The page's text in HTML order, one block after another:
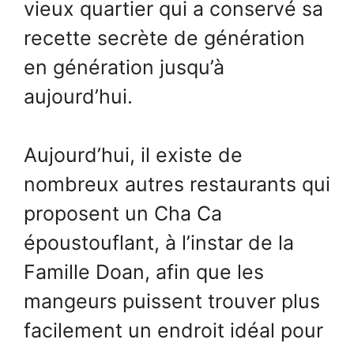
vieux quartier qui a conservé sa
recette secrète de génération
en génération jusqu’à
aujourd’hui.
Aujourd’hui, il existe de
nombreux autres restaurants qui
proposent un Cha Ca
époustouflant, à l’instar de la
Famille Doan, afin que les
mangeurs puissent trouver plus
facilement un endroit idéal pour